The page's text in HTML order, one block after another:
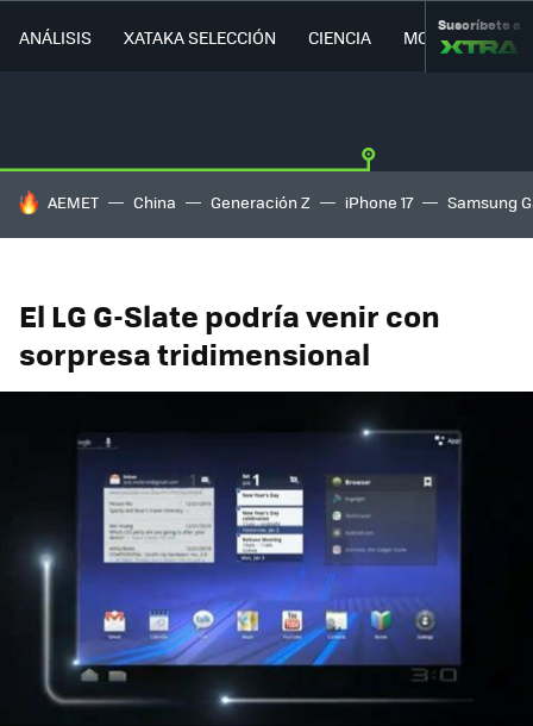
ANÁLISIS XATAKA SELECCIÓN CIENCIA MOVILIDAD
Suscríbete a
HOY SE HABLA DE
AEMET China Generación Z iPhone 17 Samsung
El LG G-Slate podría venir con
sorpresa tridimensional